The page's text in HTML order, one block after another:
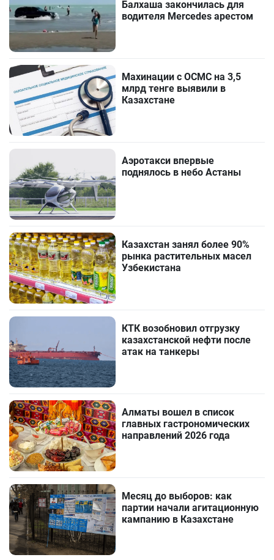
Балхаша закончилась для
водителя Mercedes арестом
Махинации с ОСМС на 3,5
млрд тенге выявили в
Казахстане
Аэротакси впервые
поднялось в небо Астаны
Казахстан занял более 90%
рынка растительных масел
Узбекистана
КТК возобновил отгрузку
казахстанской нефти после
атак на танкеры
Алматы вошел в список
главных гастрономических
направлений 2026 года
Месяц до выборов: как
партии начали агитационную
кампанию в Казахстане